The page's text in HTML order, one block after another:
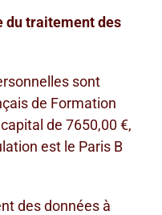
du traitement des
sont
de Formation
de 7650,00 €,
est le Paris B
des données à